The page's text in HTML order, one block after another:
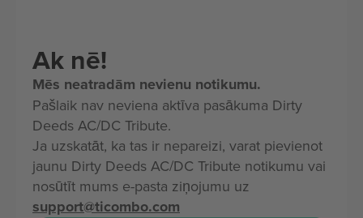
Ak nē!
Mēs neatradām nevienu notikumu.
Pašlaik nav neviena aktīva pasākuma Dirty
Deeds AC/DC Tribute.
Ja uzskatāt, ka tas ir nepareizi, varat pievienot
jaunu Dirty Deeds AC/DC Tribute notikumu vai
nosūtīt mums e-pasta ziņojumu uz
support@ticombo.com